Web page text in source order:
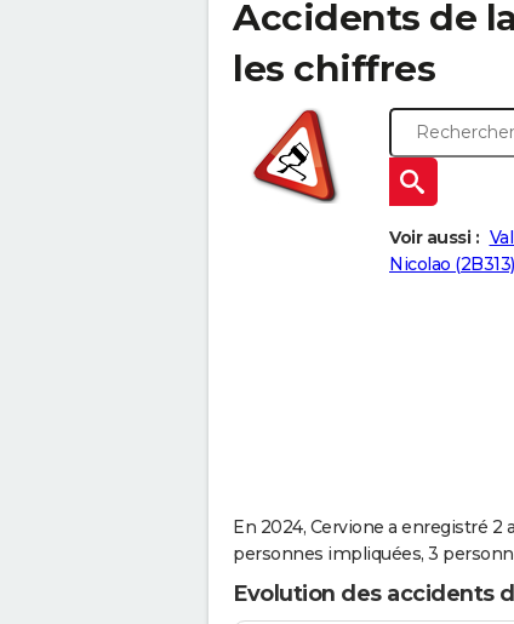
Accidents de
les chiffres
Voir aussi :
Nicolao (2B313)
En 2024, Cervione a enregistré
personnes impliquées, 3
Evolution des accidents